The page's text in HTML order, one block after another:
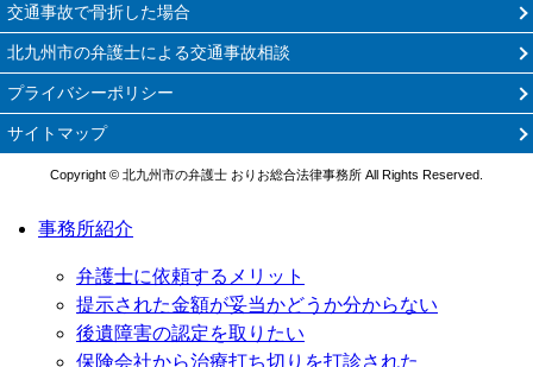
交通事故で骨折した場合
北九州市の弁護士による交通事故相談
プライバシーポリシー
サイトマップ
Copyright © 北九州市の弁護士 おりお総合法律事務所 All Rights Reserved.
事務所紹介
弁護士に依頼するメリット
提示された金額が妥当かどうか分からない
後遺障害の認定を取りたい
保険会社から治療打ち切りを打診された